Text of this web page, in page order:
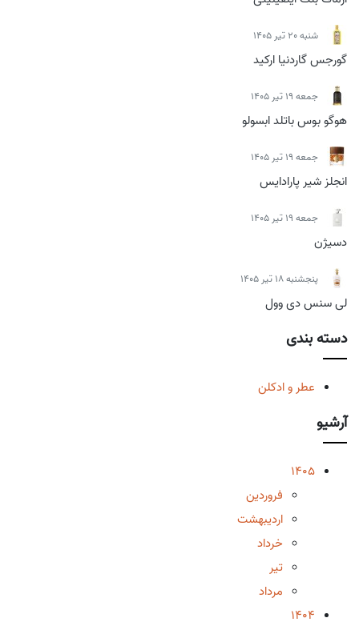
شنبه 20 تیر 1405
گورجس گاردنیا ارکید
جمعه 19 تیر 1405
هوگو بوس باتلد ابسولو
جمعه 19 تیر 1405
انجلز شیر پارادایس
جمعه 19 تیر 1405
دسیژن
پنجشنبه 18 تیر 1405
لی سنس دی وول
دسته بندی
عطر و ادکلن
آرشیو
1405
فروردین
اردیبهشت
خرداد
تیر
مرداد
1404